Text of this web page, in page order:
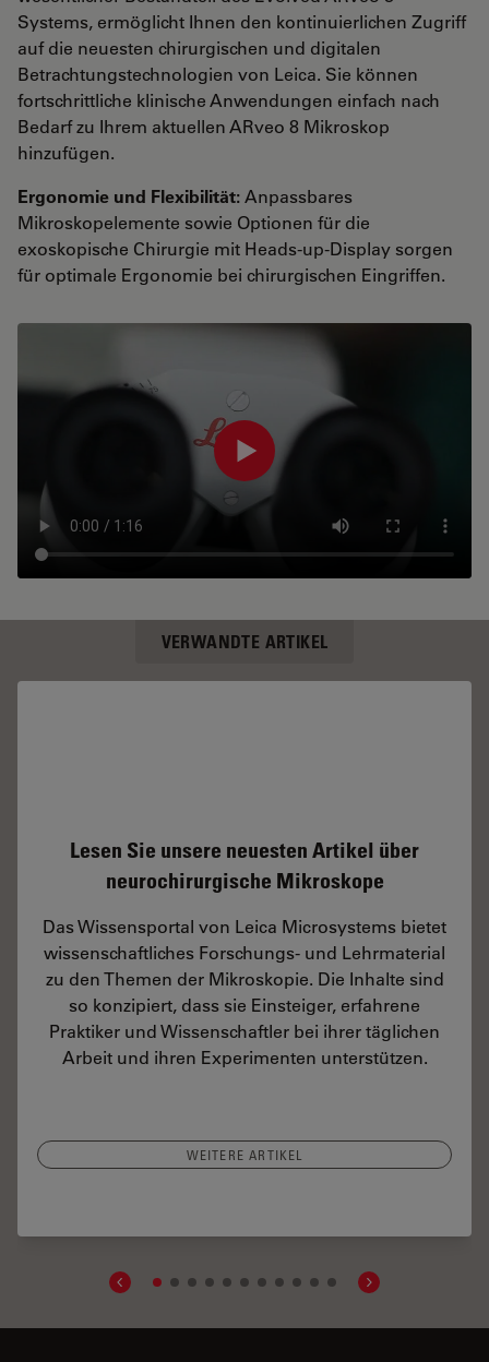
Systems, ermöglicht Ihnen den kontinuierlichen Zugriff
auf die neuesten chirurgischen und digitalen
Betrachtungstechnologien von Leica. Sie können
fortschrittliche klinische Anwendungen einfach nach
Bedarf zu Ihrem aktuellen ARveo 8 Mikroskop
hinzufügen.
Ergonomie und Flexibilität:Anpassbares
Mikroskopelemente sowie Optionen für die
exoskopische Chirurgie mit Heads-up-Display sorgen
für optimale Ergonomie bei chirurgischen Eingriffen.
VERWANDTE ARTIKEL
Lesen Sie unsere neuesten Artikel über
neurochirurgische Mikroskope
Das Wissensportal von Leica Microsystems bietet
wissenschaftliches Forschungs- und Lehrmaterial
zu den Themen der Mikroskopie. Die Inhalte sind
so konzipiert, dass sie Einsteiger, erfahrene
Praktiker und Wissenschaftler bei ihrer täglichen
Arbeit und ihren Experimenten unterstützen.
WEITERE ARTIKEL